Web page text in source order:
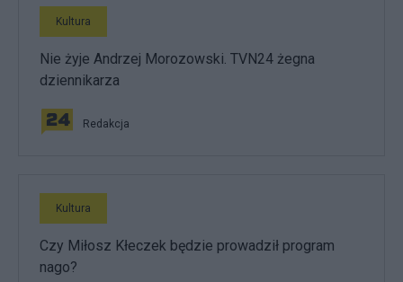
Kultura
Nie żyje Andrzej Morozowski. TVN24 żegna
dziennikarza
Redakcja
Kultura
Czy Miłosz Kłeczek będzie prowadził program
nago?